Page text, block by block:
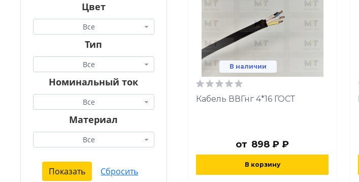
Цвет
Все
Тип
Все
Номинальный ток
Все
Материал
Все
В наличии
Кабель ВВГнг 4*16 ГОСТ
от 898 ₽ ₽
В корзину